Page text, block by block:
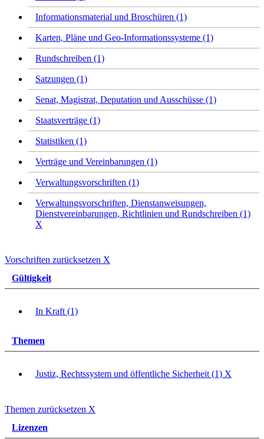
Informationsmaterial und Broschüren (1)
Karten, Pläne und Geo-Informationssysteme (1)
Rundschreiben (1)
Satzungen (1)
Senat, Magistrat, Deputation und Ausschüsse (1)
Staatsverträge (1)
Statistiken (1)
Verträge und Vereinbarungen (1)
Verwaltungsvorschriften (1)
Verwaltungsvorschriften, Dienstanweisungen,
Dienstvereinbarungen, Richtlinien und Rundschreiben (1)
X
Vorschriften zurücksetzen X
Gültigkeit
In Kraft (1)
Themen
Justiz, Rechtssystem und öffentliche Sicherheit (1) X
Themen zurücksetzen X
Lizenzen